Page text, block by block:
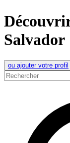
Salvador
ou ajouter votre profil